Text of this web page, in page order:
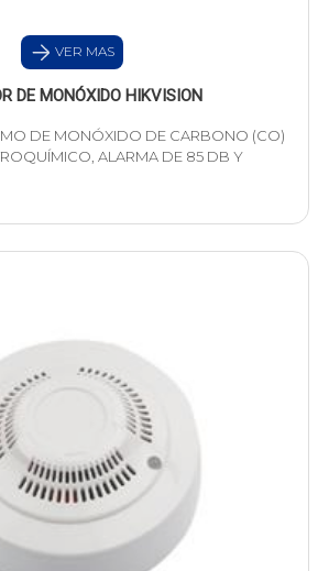
VER MAS
DE MONÓXIDO HIKVISION
DE MONÓXIDO DE CARBONO (CO)
ALARMA DE 85 DB Y